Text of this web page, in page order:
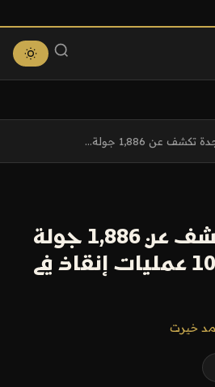
عن 1,886 جولة...
أمانة جدة تكشف عن 1,886 جولة
رقابة بحرية و108 عمليات إنقاذ في
خيرت